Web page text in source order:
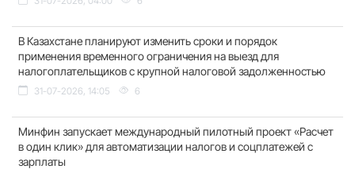
В Казахстане планируют изменить сроки и порядок
применения временного ограничения на выезд для
налогоплательщиков с крупной налоговой задолженностью
31-07-2026, 14:05 6
Минфин запускает международный пилотный проект «Расчет
в один клик» для автоматизации налогов и соцплатежей с
зарплаты